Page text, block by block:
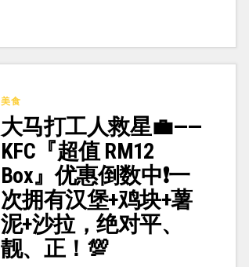
美食
大马打工人救星💼——
KFC『超值 RM12
Box』优惠倒数中❗一
次拥有汉堡+鸡块+薯
泥+沙拉，绝对平、
靓、正！💯